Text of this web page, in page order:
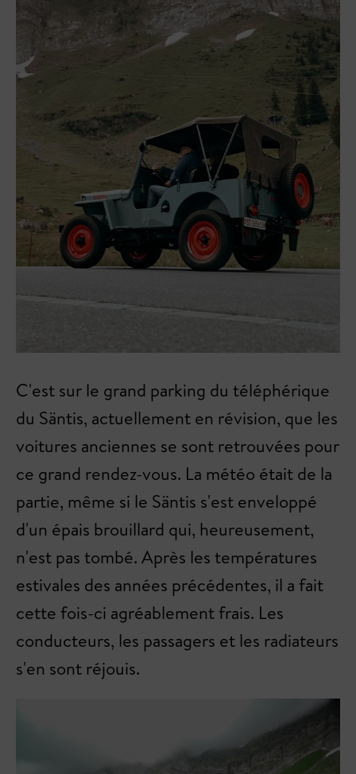
C'est sur le grand parking du téléphérique
du Säntis, actuellement en révision, que les
voitures anciennes se sont retrouvées pour
ce grand rendez-vous. La météo était de la
partie, même si le Säntis s'est enveloppé
d'un épais brouillard qui, heureusement,
n'est pas tombé. Après les températures
estivales des années précédentes, il a fait
cette fois-ci agréablement frais. Les
conducteurs, les passagers et les radiateurs
s'en sont réjouis.